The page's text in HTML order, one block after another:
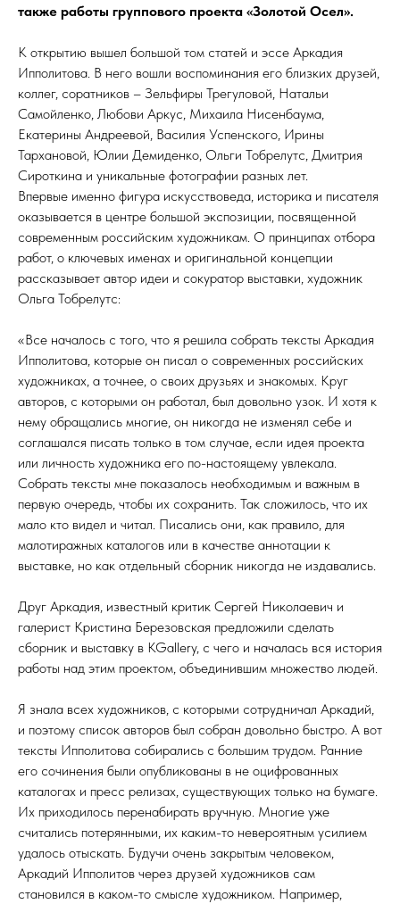
также работы группового проекта «Золотой Осел».
К открытию вышел большой том статей и эссе Аркадия
Ипполитова. В него вошли воспоминания его близких друзей,
коллег, соратников – Зельфиры Трегуловой, Натальи
Самойленко, Любови Аркус, Михаила Нисенбаума,
Екатерины Андреевой, Василия Успенского, Ирины
Тархановой, Юлии Демиденко, Ольги Тобрелутс, Дмитрия
Сироткина и уникальные фотографии разных лет.
Впервые именно фигура искусствоведа, историка и писателя
оказывается в центре большой экспозиции, посвященной
современным российским художникам. О принципах отбора
работ, о ключевых именах и оригинальной концепции
рассказывает автор идеи и сокуратор выставки, художник
Ольга Тобрелутс:
«Все началось с того, что я решила собрать тексты Аркадия
Ипполитова, которые он писал о современных российских
художниках, а точнее, о своих друзьях и знакомых. Круг
авторов, с которыми он работал, был довольно узок. И хотя к
нему обращались многие, он никогда не изменял себе и
соглашался писать только в том случае, если идея проекта
или личность художника его по-настоящему увлекала.
Собрать тексты мне показалось необходимым и важным в
первую очередь, чтобы их сохранить. Так сложилось, что их
мало кто видел и читал. Писались они, как правило, для
малотиражных каталогов или в качестве аннотации к
выставке, но как отдельный сборник никогда не издавались.
Друг Аркадия, известный критик Сергей Николаевич и
галерист Кристина Березовская предложили сделать
сборник и выставку в KGallery, с чего и началась вся история
работы над этим проектом, объединившим множество людей.
Я знала всех художников, с которыми сотрудничал Аркадий,
и поэтому список авторов был собран довольно быстро. А вот
тексты Ипполитова собирались с большим трудом. Ранние
его сочинения были опубликованы в не оцифрованных
каталогах и пресс релизах, существующих только на бумаге.
Их приходилось перенабирать вручную. Многие уже
считались потерянными, их каким-то невероятным усилием
удалось отыскать. Будучи очень закрытым человеком,
Аркадий Ипполитов через друзей художников сам
становился в каком-то смысле художником. Например,